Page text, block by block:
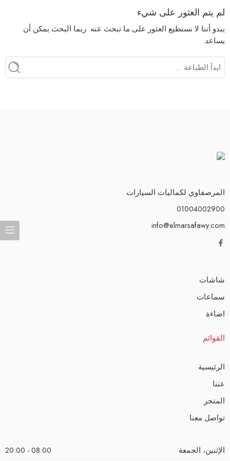
لم يتم العثور على شيء
يبدو أننا لا نستطيع العثور على ما تبحث عنه. ربما البحث يمكن أن
يساعد.
المرصفاوي لكماليات السيارات
01004002900
info@elmarsafawy.com
شاشات
سماعات
اضاءة
القوائم
الرئيسية
عننا
المتجر
تواصل معنا
الإثنين، الجمعة 08:00 - 20:00